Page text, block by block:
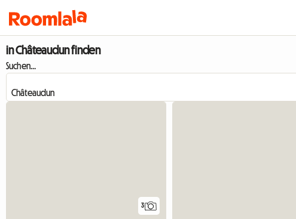
in Châteaudun finden
Suchen...
3